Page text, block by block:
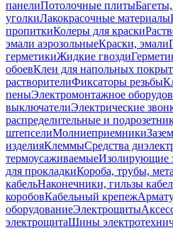
панелиПотолочные плиты
уголкиЛакокрасочные материалы
пропиткиКолеры для краски
эмали аэрозольныеКраски, эмали
герметикиЖидкие гвозди
обоевКлеи для напольных
растворителиФиксаторы резьбы
пеныЭлектромонтажное
выключателиЭлектрические
распределительные и
штепселиМолниеприемники
изделияКлеммыСредства
термоусаживаемыеИзолирующие
для прокладкиКороба, трубы,
кабельНаконечники, гильзы
коробовКабельный крепеж
оборудованиеЭлектрощиты
электрощитаШины